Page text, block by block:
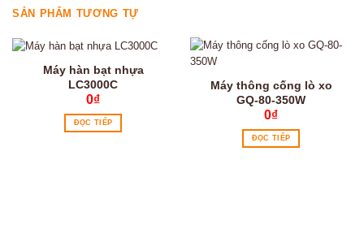
SẢN PHẨM TƯƠNG TỰ
Máy hàn bạt nhựa
LC3000C
0₫
ĐỌC TIẾP
Máy thông cống lò xo
GQ-80-350W
0₫
ĐỌC TIẾP